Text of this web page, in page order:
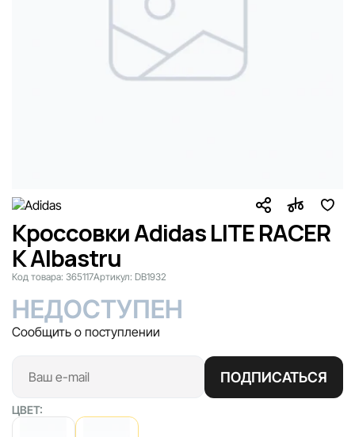
Кроссовки Adidas LITE RACER
K Albastru
Код товара: 365117Артикул: DB1932
НЕДОСТУПЕН
Сообщить о поступлении
ПОДПИСАТЬСЯ
ЦВЕТ: